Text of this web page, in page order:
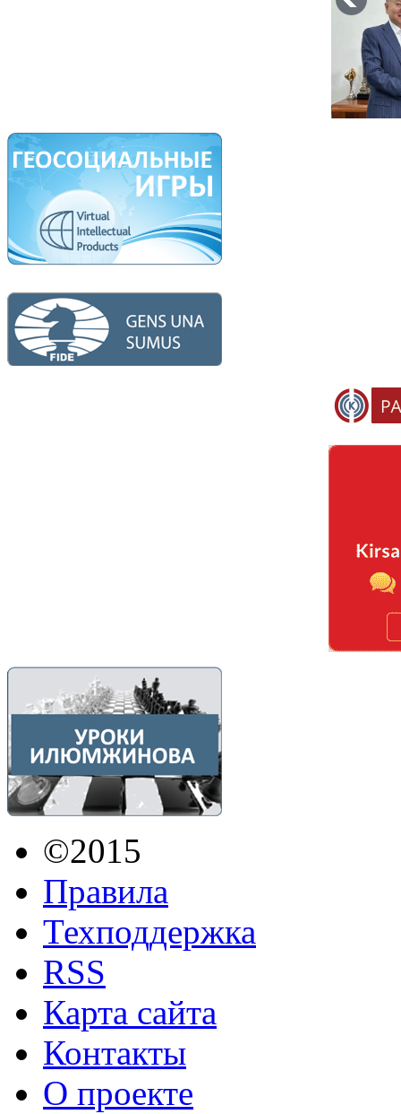
©2015
Правила
Техподдержка
RSS
Карта сайта
Контакты
О проекте